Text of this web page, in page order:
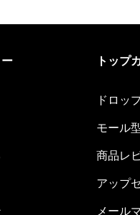
トップ
ドロッ
モール
商品レ
アップ
メール